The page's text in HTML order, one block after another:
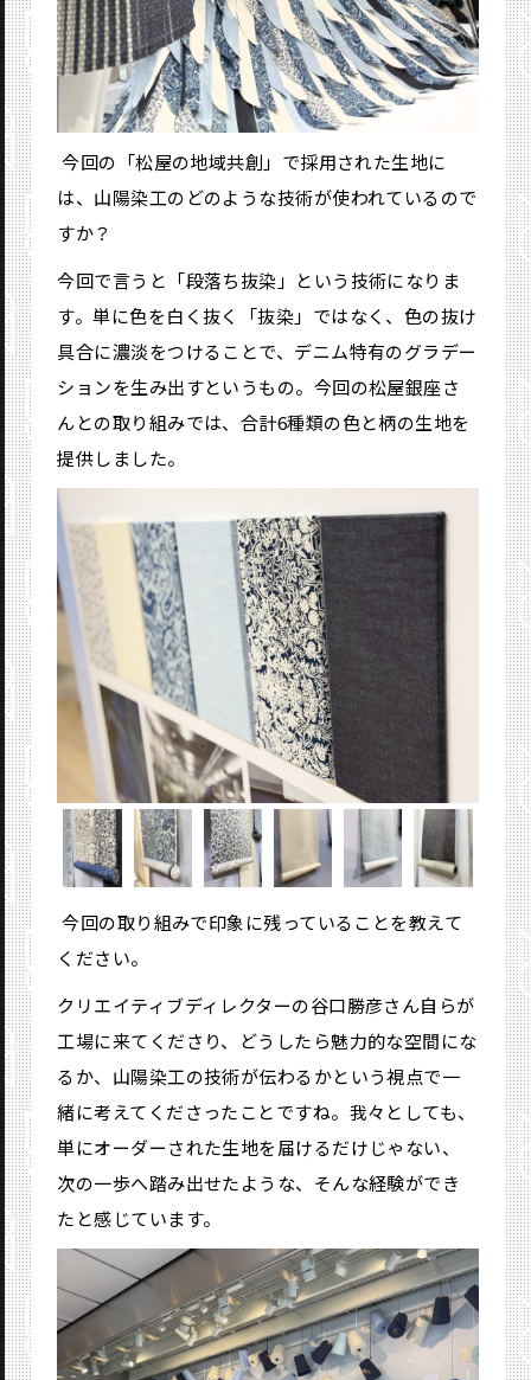
―― 今回の「松屋の地域共創」で採用された生地に
は、山陽染工のどのような技術が使われているので
すか？
今回で言うと「段落ち抜染」という技術になりま
す。単に色を白く抜く「抜染」ではなく、色の抜け
具合に濃淡をつけることで、デニム特有のグラデー
ションを生み出すというもの。今回の松屋銀座さ
んとの取り組みでは、合計6種類の色と柄の生地を
提供しました。
―― 今回の取り組みで印象に残っていることを教えて
ください。
クリエイティブディレクターの谷口勝彦さん自らが
工場に来てくださり、どうしたら魅力的な空間にな
るか、山陽染工の技術が伝わるかという視点で一
緒に考えてくださったことですね。我々としても、
単にオーダーされた生地を届けるだけじゃない、
次の一歩へ踏み出せたような、そんな経験ができ
たと感じています。